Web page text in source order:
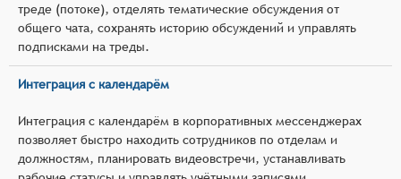
треде (потоке), отделять тематические обсуждения от
общего чата, сохранять историю обсуждений и управлять
подписками на треды.
Интеграция с календарём
Интеграция с календарём в корпоративных мессенджерах
позволяет быстро находить сотрудников по отделам и
должностям, планировать видеовстречи, устанавливать